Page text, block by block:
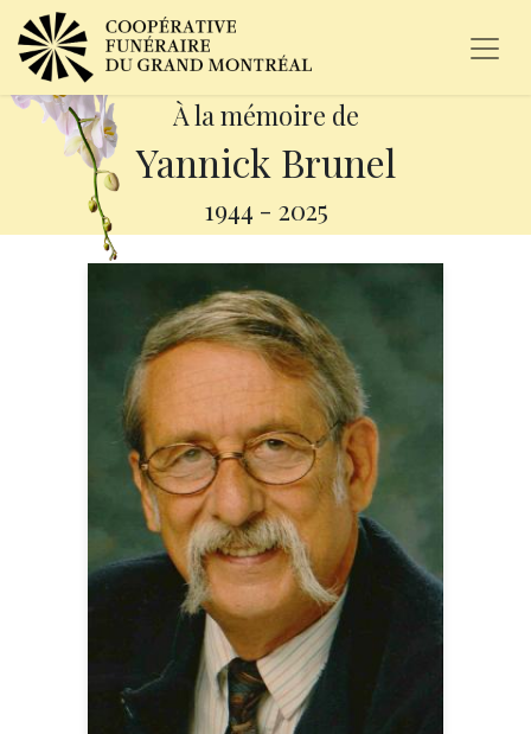
À la mémoire de
Yannick Brunel
1944 - 2025